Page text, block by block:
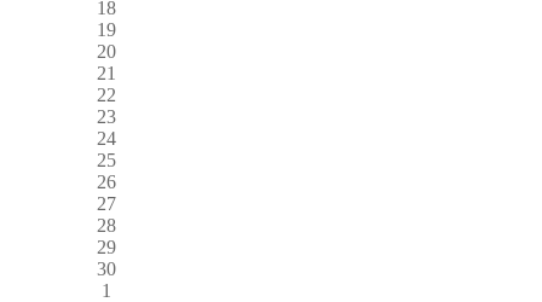
18
19
20
21
22
23
24
25
26
27
28
29
30
1